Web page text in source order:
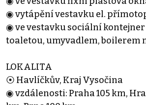
◉ vytápění vestavku el.
◉ ve vestavku sociální kontejner
toaletou, umyvadlem, boilerem
LOKALITA
⦿ Havlíčkův, Kraj Vysočina
◉ vzdálenosti: Praha 105 km,